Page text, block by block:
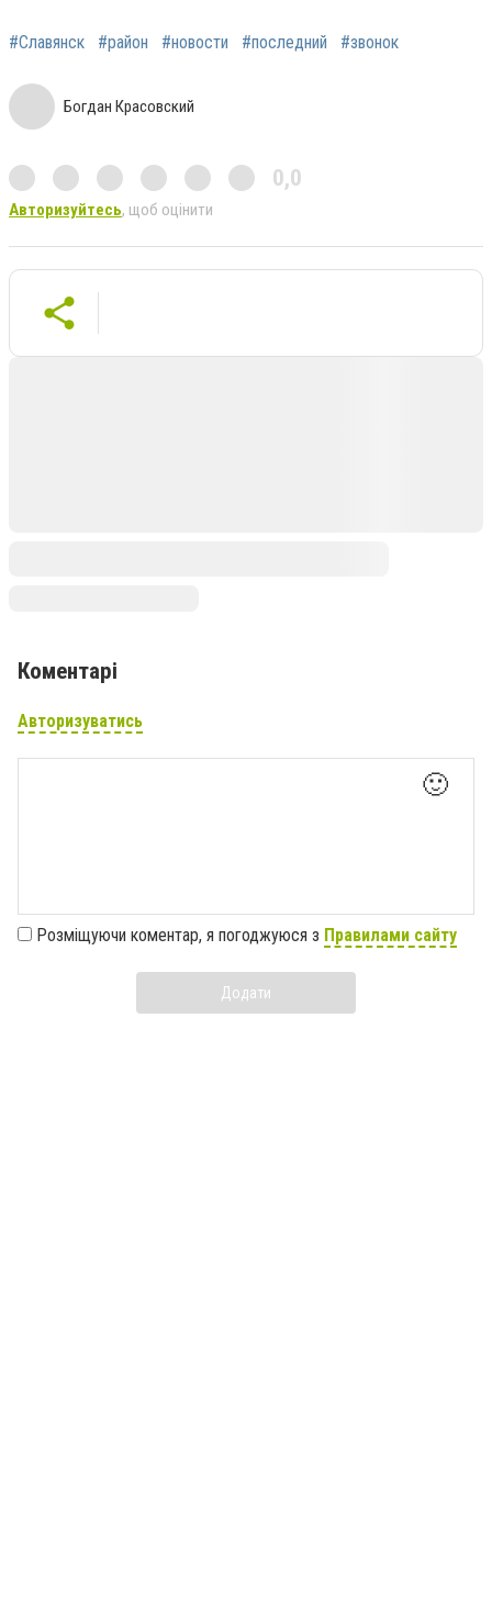
#Славянск #район #новости #последний #звонок
Богдан Красовский
0,0
Авторизуйтесь, щоб оцінити
Коментарі
Авторизуватись
🙂
Розміщуючи коментар, я погоджуюся з Правилами сайту
Додати